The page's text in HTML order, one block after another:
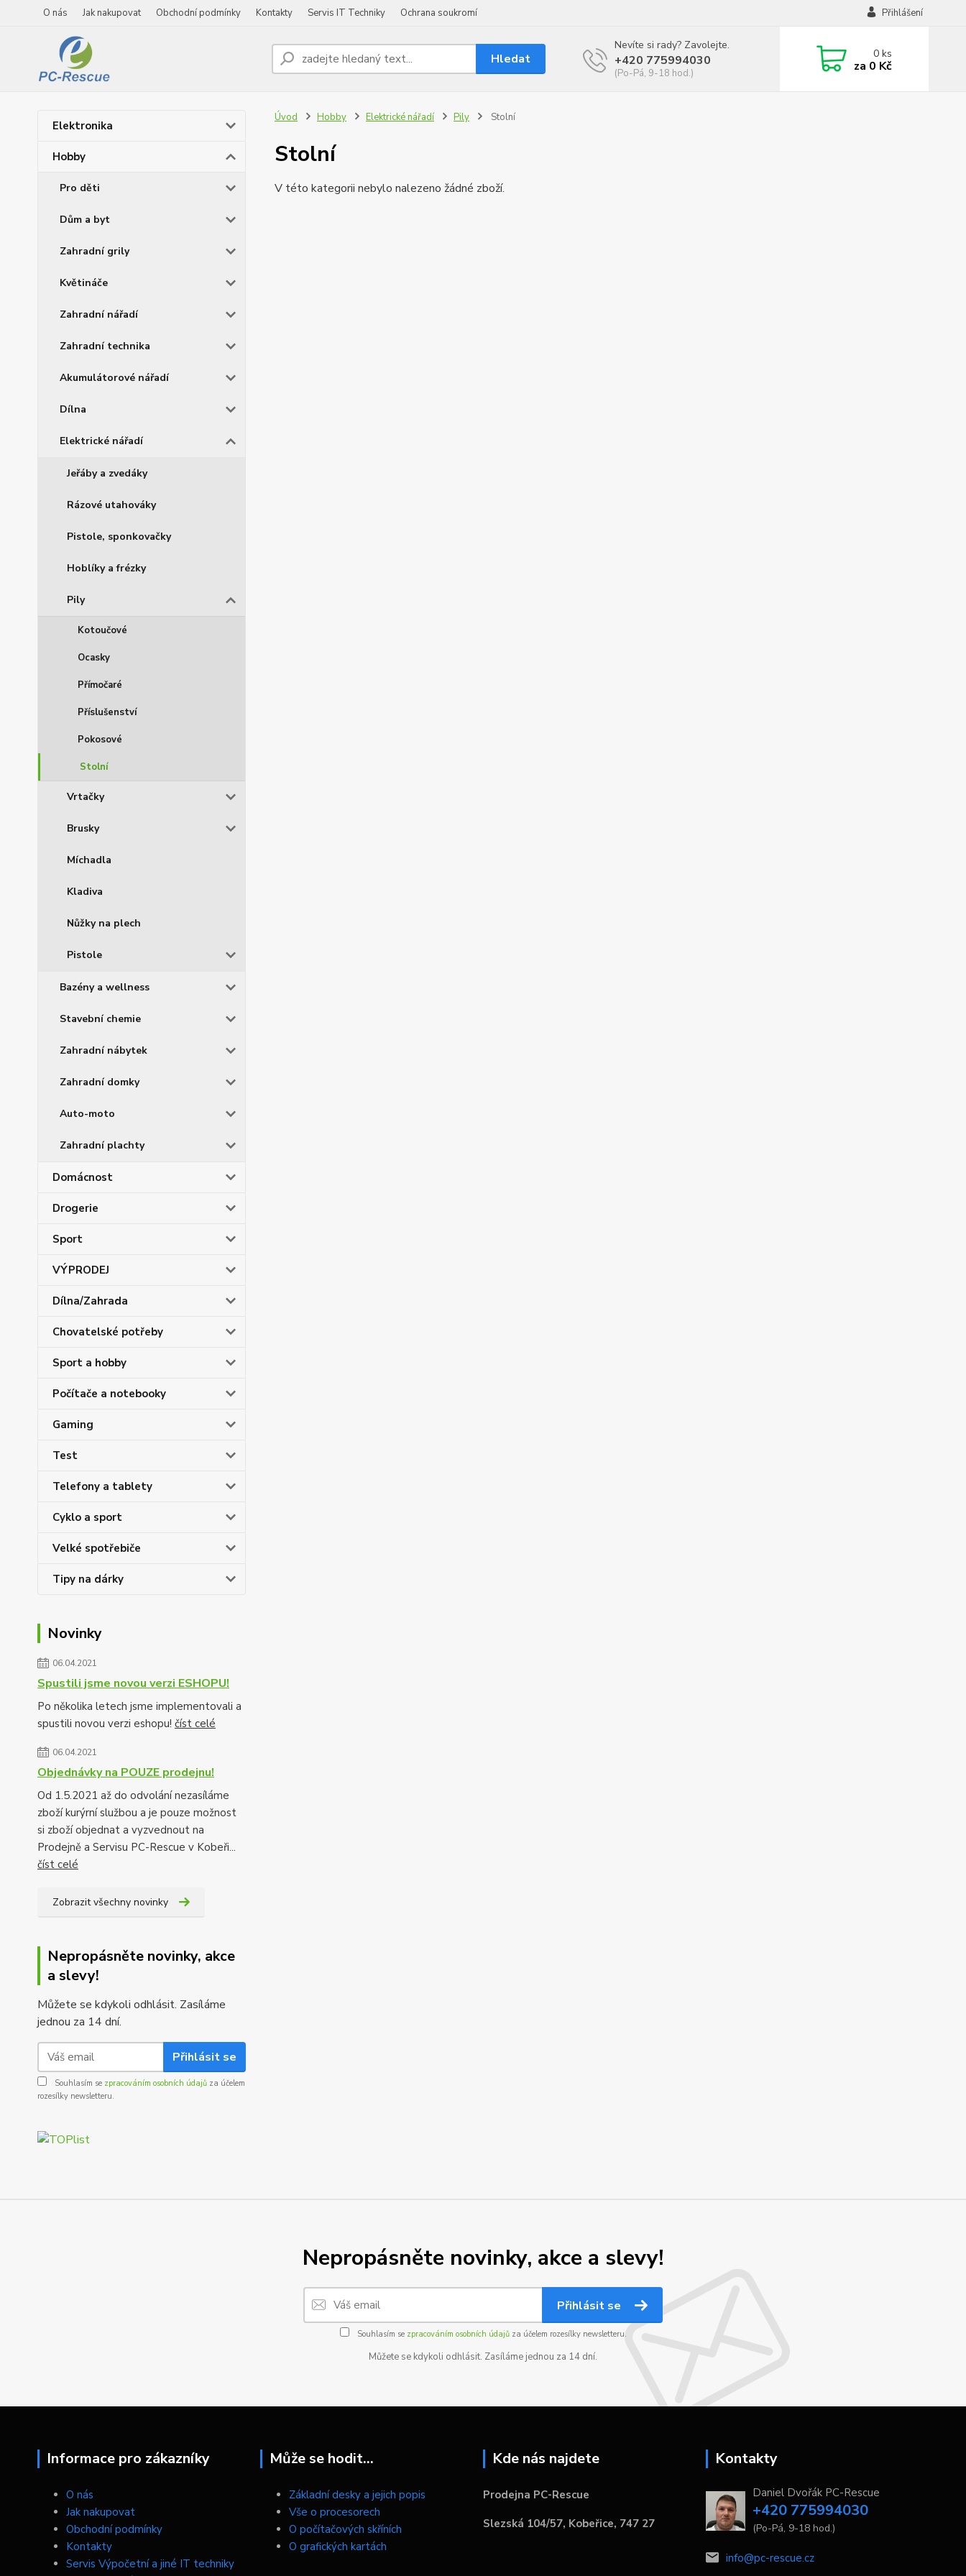
O nás Jak nakupovat Obchodní podmínky Kontakty Servis IT Techniky Ochrana soukromí Přihlášení
Hledat
Nevíte si rady? Zavolejte.
+420 775994030
(Po-Pá, 9-18 hod.)
0ks
za 0 Kč
Elektronika
Hobby
Pro děti
Dům a byt
Zahradní grily
Květináče
Zahradní nářadí
Zahradní technika
Akumulátorové nářadí
Dílna
Elektrické nářadí
Jeřáby a zvedáky
Rázové utahováky
Pistole, sponkovačky
Hoblíky a frézky
Pily
Kotoučové
Ocasky
Přímočaré
Příslušenství
Pokosové
Stolní
Vrtačky
Brusky
Míchadla
Kladiva
Nůžky na plech
Pistole
Bazény a wellness
Stavební chemie
Zahradní nábytek
Zahradní domky
Auto-moto
Zahradní plachty
Domácnost
Drogerie
Sport
VÝPRODEJ
Dílna/Zahrada
Chovatelské potřeby
Sport a hobby
Počítače a notebooky
Gaming
Test
Telefony a tablety
Cyklo a sport
Velké spotřebiče
Tipy na dárky
Novinky
06.04.2021
Spustili jsme novou verzi ESHOPU!
Po několika letech jsme implementovali a
spustili novou verzi eshopu! číst celé
06.04.2021
Objednávky na POUZE prodejnu!
Od 1.5.2021 až do odvolání nezasíláme
zboží kurýrní službou a je pouze možnost
si zboží objednat a vyzvednout na
Prodejně a Servisu PC-Rescue v Kobeři...
číst celé
Zobrazit všechny novinky
Nepropásněte novinky, akce
a slevy!
Můžete se kdykoli odhlásit. Zasíláme
jednou za 14 dní.
Přihlásit se
Souhlasím se zpracováním osobních údajů za účelem
rozesílky newsletteru.
Úvod Hobby Elektrické nářadí Pily Stolní
Stolní
V této kategorii nebylo nalezeno žádné zboží.
Nepropásněte novinky, akce a slevy!
Přihlásit se
Souhlasím se zpracováním osobních údajůza účelem rozesílky newsletteru.
Můžete se kdykoli odhlásit. Zasíláme jednou za 14 dní.
Informace pro zákazníky
O nás
Jak nakupovat
Obchodní podmínky
Kontakty
Servis Výpočetní a jiné IT techniky
Může se hodit...
Základní desky a jejich popis
Vše o procesorech
O počítačových skříních
O grafických kartách
Kde nás najdete
Prodejna PC-Rescue
Slezská 104/57, Kobeřice, 747 27
Kontakty
Daniel Dvořák PC-Rescue
+420 775994030
(Po-Pá, 9-18 hod.)
info@pc-rescue.cz